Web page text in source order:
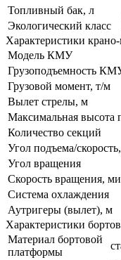
Топливный бак, л
Экологический класс
Характеристики
Модель КМУ
Грузоподъемность
Грузовой момент, т/м
Вылет стрелы, м
Максимальная высота
Количество секций
Угол подъема/
Угол вращения
Скорость вращения,
Система охлаждения
Аутригеры (вылет), м
Характеристики
Материал бортовой
платформы